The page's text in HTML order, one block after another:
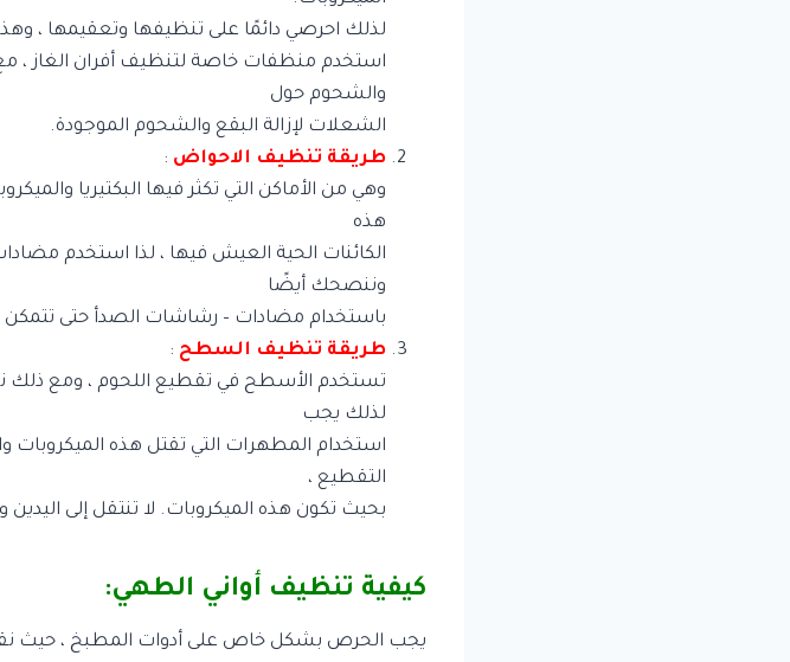
لذلك احرصي دائمًا على تنظيفها وتعقيمها ،
استخدم منظفات خاصة لتنظيف أفران الغاز
والشحوم حول
الشعلات لإزالة البقع والشحوم الموجودة.
طريقة تنظيف الاحواض :
وهي من الأماكن التي تكثر فيها البكتيريا
هذه
الكائنات الحية العيش فيها ، لذا استخدم
وننصحك أيضًا
باستخدام مضادات – رشاشات الصدأ حتى تتمكن
طريقة تنظيف السطح :
تستخدم الأسطح في تقطيع اللحوم ، ومع ذلك
لذلك يجب
استخدام المطهرات التي تقتل هذه الميكروبات
التقطيع ،
بحيث تكون هذه الميكروبات. لا تنتقل إلى
كيفية تنظيف أواني الطهي:
يجب الحرص بشكل خاص على أدوات المطبخ ، حيث